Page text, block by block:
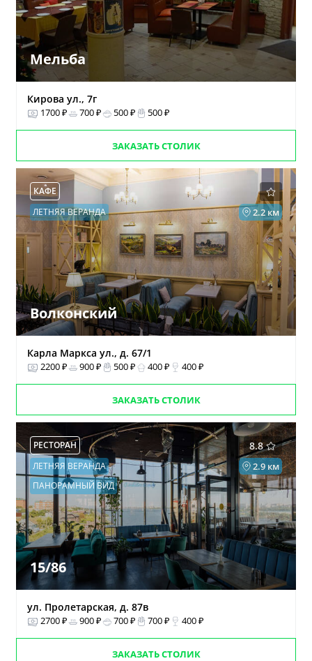
Мельба
Кирова ул., 7г
1700 ₽ 700 ₽ 500 ₽ 500 ₽
ЗАКАЗАТЬ СТОЛИК
КАФЕ
2.2 км
ЛЕТНЯЯ ВЕРАНДА
Волконский
Карла Маркса ул., д. 67/1
2200 ₽ 900 ₽ 500 ₽ 400 ₽ 400 ₽
ЗАКАЗАТЬ СТОЛИК
8.8
РЕСТОРАН
2.9 км
ЛЕТНЯЯ ВЕРАНДА
ПАНОРАМНЫЙ ВИД
15/86
ул. Пролетарская, д. 87в
2700 ₽ 900 ₽ 700 ₽ 700 ₽ 400 ₽
ЗАКАЗАТЬ СТОЛИК